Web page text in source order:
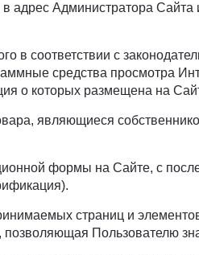
адрес Администратора
в соответствии с
средства просмотра
о которых размещена на
являющиеся
формы на Сайте, с
страниц и
Пользователю